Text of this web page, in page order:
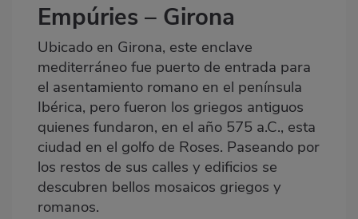
Empúries – Girona
Ubicado en Girona, este enclave
mediterráneo fue puerto de entrada para
el asentamiento romano en el península
Ibérica, pero fueron los griegos antiguos
quienes fundaron, en el año 575 a.C., esta
ciudad en el golfo de Roses. Paseando por
los restos de sus calles y edificios se
descubren bellos mosaicos griegos y
romanos.